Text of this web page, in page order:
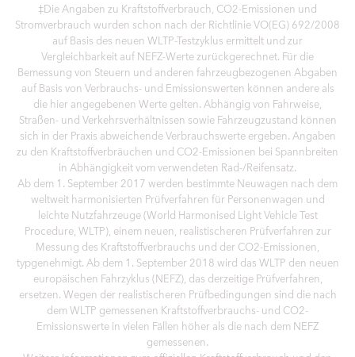
‡Die Angaben zu Kraftstoffverbrauch, CO2-Emissionen und
Stromverbrauch wurden schon nach der Richtlinie VO(EG) 692/2008
auf Basis des neuen WLTP-Testzyklus ermittelt und zur
Vergleichbarkeit auf NEFZ-Werte zurückgerechnet. Für die
Bemessung von Steuern und anderen fahrzeugbezogenen Abgaben
auf Basis von Verbrauchs- und Emissionswerten können andere als
die hier angegebenen Werte gelten. Abhängig von Fahrweise,
Straßen- und Verkehrsverhältnissen sowie Fahrzeugzustand können
sich in der Praxis abweichende Verbrauchswerte ergeben. Angaben
zu den Kraftstoffverbräuchen und CO2-Emissionen bei Spannbreiten
in Abhängigkeit vom verwendeten Rad-/Reifensatz.
Ab dem 1. September 2017 werden bestimmte Neuwagen nach dem
weltweit harmonisierten Prüfverfahren für Personenwagen und
leichte Nutzfahrzeuge (World Harmonised Light Vehicle Test
Procedure, WLTP), einem neuen, realistischeren Prüfverfahren zur
Messung des Kraftstoffverbrauchs und der CO2-Emissionen,
typgenehmigt. Ab dem 1. September 2018 wird das WLTP den neuen
europäischen Fahrzyklus (NEFZ), das derzeitige Prüfverfahren,
ersetzen. Wegen der realistischeren Prüfbedingungen sind die nach
dem WLTP gemessenen Kraftstoffverbrauchs- und CO2-
Emissionswerte in vielen Fällen höher als die nach dem NEFZ
gemessenen.